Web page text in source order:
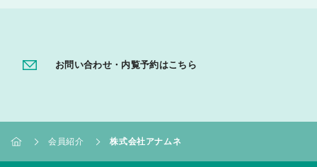
お問い合わせ・内覧予約はこちら
会員紹介 株式会社アナムネ